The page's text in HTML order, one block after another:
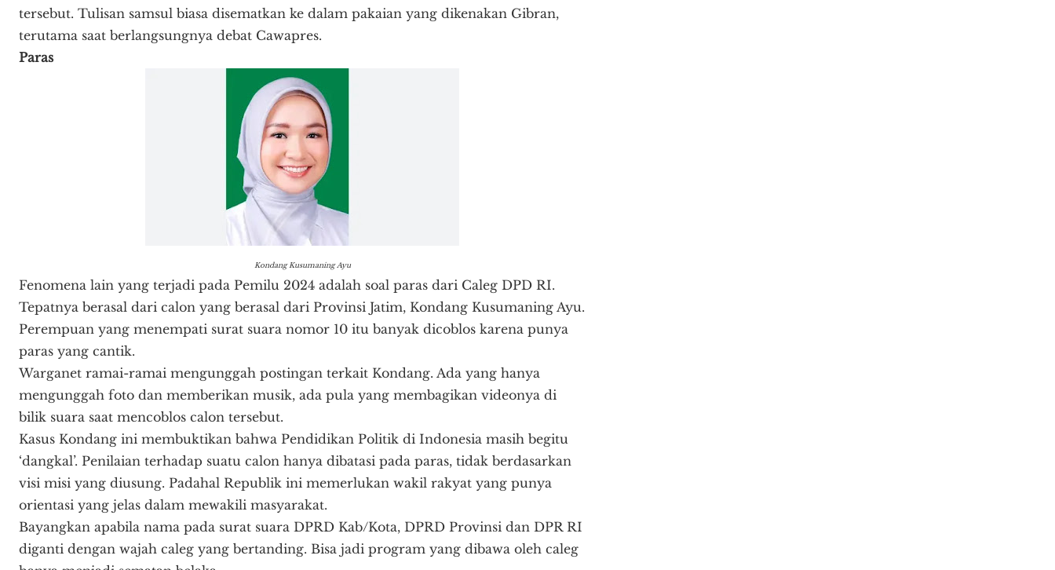
tersebut. Tulisan samsul biasa disematkan ke dalam pakaian yang dikenakan Gibran,
terutama saat berlangsungnya debat Cawapres.
Paras
Kondang Kusumaning Ayu
Fenomena lain yang terjadi pada Pemilu 2024 adalah soal paras dari Caleg DPD RI.
Tepatnya berasal dari calon yang berasal dari Provinsi Jatim, Kondang Kusumaning Ayu.
Perempuan yang menempati surat suara nomor 10 itu banyak dicoblos karena punya
paras yang cantik.
Warganet ramai-ramai mengunggah postingan terkait Kondang. Ada yang hanya
mengunggah foto dan memberikan musik, ada pula yang membagikan videonya di
bilik suara saat mencoblos calon tersebut.
Kasus Kondang ini membuktikan bahwa Pendidikan Politik di Indonesia masih begitu
‘dangkal’. Penilaian terhadap suatu calon hanya dibatasi pada paras, tidak berdasarkan
visi misi yang diusung. Padahal Republik ini memerlukan wakil rakyat yang punya
orientasi yang jelas dalam mewakili masyarakat.
Bayangkan apabila nama pada surat suara DPRD Kab/Kota, DPRD Provinsi dan DPR RI
diganti dengan wajah caleg yang bertanding. Bisa jadi program yang dibawa oleh caleg